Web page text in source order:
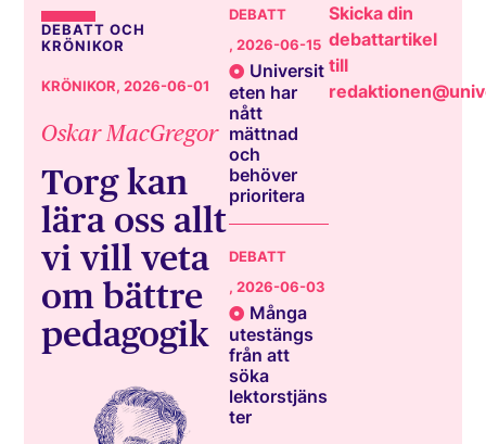
DEBATT OCH
KRÖNIKOR
KRÖNIKOR, 2026-06-01
Oskar MacGregor
Torg kan
lära oss allt
vi vill veta
om bättre
pedagogik
DEBATT
, 2026-06-15
Universit
eten har
nått
mättnad
och
behöver
prioritera
DEBATT
, 2026-06-03
Många
utestängs
från att
söka
lektorstjäns
ter
Skicka din
debattartikel
till